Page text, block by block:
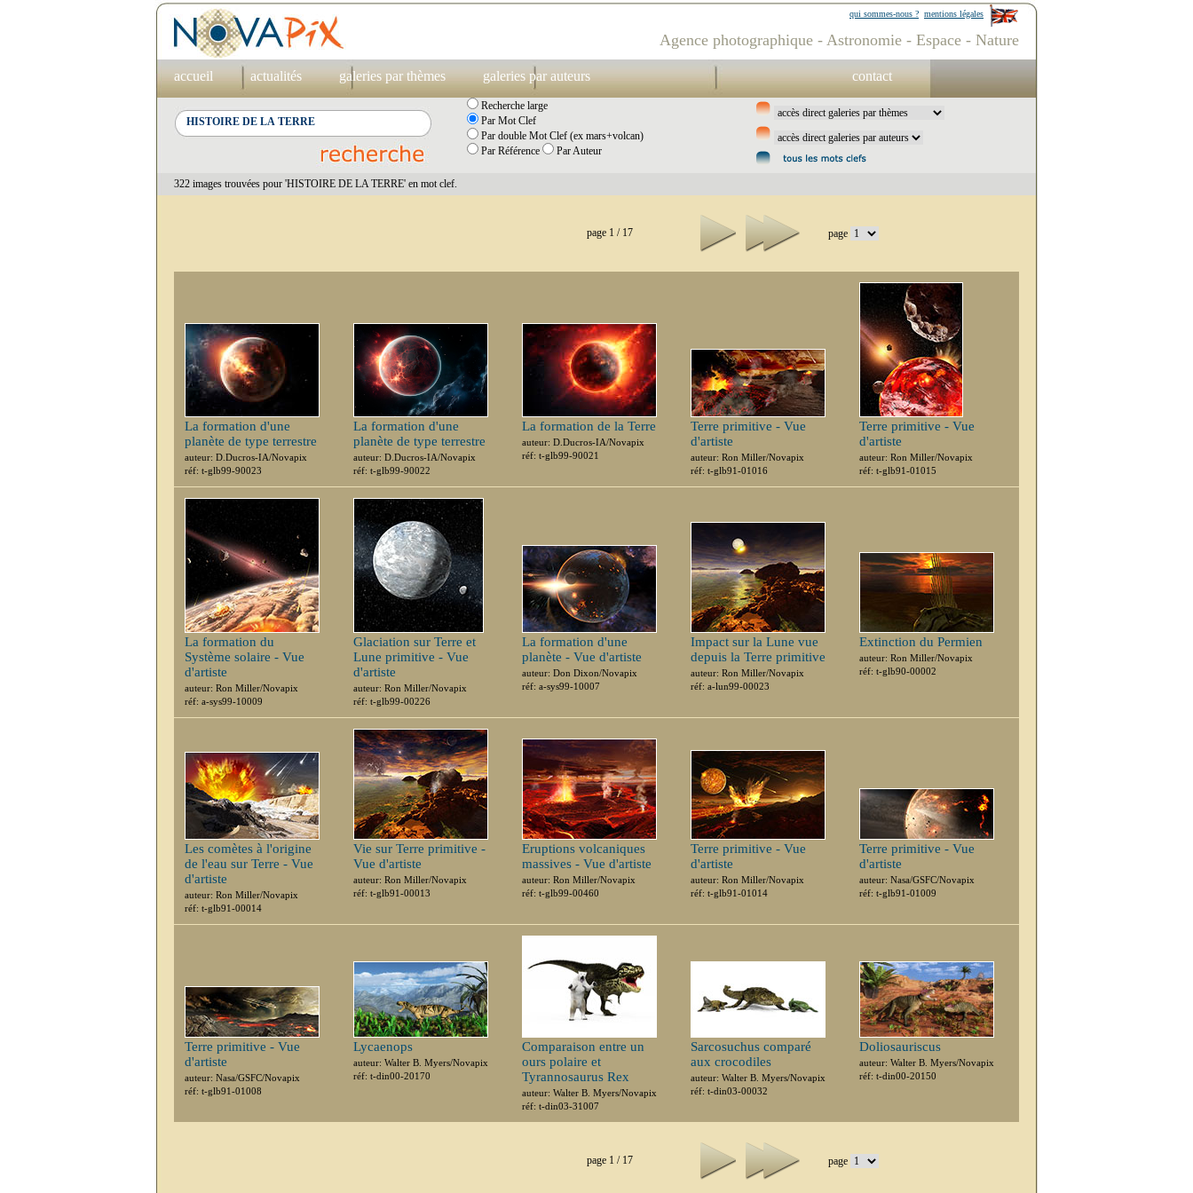
mentions légales
qui sommes-nous ?
Agence photographique - Astronomie - Espace - Nature
accueil actualités galeries par thèmes galeries par auteurs contact
Recherche large
Par Mot Clef
Par double Mot Clef (ex mars+volcan)
Par Référence
Par Auteur
322 images trouvées pour 'HISTOIRE DE LA TERRE' en mot clef.
page 1 / 17 page
La formation d'une
planète de type terrestre
auteur: D.Ducros-IA/Novapix
réf: t-glb99-90023
La formation d'une
planète de type terrestre
auteur: D.Ducros-IA/Novapix
réf: t-glb99-90022
La formation de la Terre
auteur: D.Ducros-IA/Novapix
réf: t-glb99-90021
Terre primitive - Vue
d'artiste
auteur: Ron Miller/Novapix
réf: t-glb91-01016
Terre primitive - Vue
d'artiste
auteur: Ron Miller/Novapix
réf: t-glb91-01015
La formation du
Système solaire - Vue
d'artiste
auteur: Ron Miller/Novapix
réf: a-sys99-10009
Glaciation sur Terre et
Lune primitive - Vue
d'artiste
auteur: Ron Miller/Novapix
réf: t-glb99-00226
La formation d'une
planète - Vue d'artiste
auteur: Don Dixon/Novapix
réf: a-sys99-10007
Impact sur la Lune vue
depuis la Terre primitive
auteur: Ron Miller/Novapix
réf: a-lun99-00023
Extinction du Permien
auteur: Ron Miller/Novapix
réf: t-glb90-00002
Les comètes à l'origine
de l'eau sur Terre - Vue
d'artiste
auteur: Ron Miller/Novapix
réf: t-glb91-00014
Vie sur Terre primitive -
Vue d'artiste
auteur: Ron Miller/Novapix
réf: t-glb91-00013
Eruptions volcaniques
massives - Vue d'artiste
auteur: Ron Miller/Novapix
réf: t-glb99-00460
Terre primitive - Vue
d'artiste
auteur: Ron Miller/Novapix
réf: t-glb91-01014
Terre primitive - Vue
d'artiste
auteur: Nasa/GSFC/Novapix
réf: t-glb91-01009
Terre primitive - Vue
d'artiste
auteur: Nasa/GSFC/Novapix
réf: t-glb91-01008
Lycaenops
auteur: Walter B. Myers/Novapix
réf: t-din00-20170
Comparaison entre un
ours polaire et
Tyrannosaurus Rex
auteur: Walter B. Myers/Novapix
réf: t-din03-31007
Sarcosuchus comparé
aux crocodiles
auteur: Walter B. Myers/Novapix
réf: t-din03-00032
Doliosauriscus
auteur: Walter B. Myers/Novapix
réf: t-din00-20150
page 1 / 17 page